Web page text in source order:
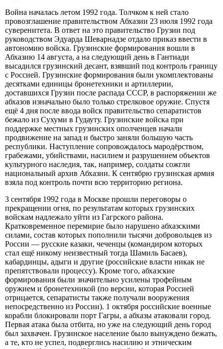
Война началась летом 1992 года. Толчком к ней стало
провозглашение правительством Абхазии 23 июля 1992 года
суверенитета. В ответ на это правительство Грузии под
руководством Эдуарда Шеварнадзе отдало приказ ввести в
автономию войска. Грузинские формирования вошли в
Абхазию 14 августа, а на следующий день в Гантиади
высадился грузинский десант, взявший под контроль границу
с Россией. Грузинские формирования были укомплектованы
десятками единицы бронетехники и артиллерии,
доставшихся Грузии после распада СССР, в распоряжении же
абхазов изначально было только стрелковое оружие. Спустя
ещё 4 дня после ввода войск правительство сепаратистов
бежало из Сухуми в Гудауту. Грузинские войска при
поддержке местных грузинских ополченцев начали
продвижение на запад и быстро заняли большую часть
республики. Наступление сопровождалось мародёрством,
грабежами, убийствами, насилием и разрушением объектов
культурного наследия, так, например, солдаты сожгли
национальный архив Абхазии. К сентябрю грузинская армия
взяла под контроль почти всю территорию региона.
3 сентября 1992 года в Москве прошли переговоры о
прекращении огня, по результатам которых грузинских
войскам надлежало уйти из Гагрского района.
Кратковременное перемирие было нарушено абхазскими
силами, состав которых пополнили тысячи добровольцев из
России — русские казаки, чеченцы (командиром которых
стал ещё никому неизвестный тогда Шамиль Басаев),
кабардинцы, адыги и другие (российские власти никак не
препятствовали процессу). Кроме того, абхазские
формирования были значительно усилены трофейным
оружием и бронетехникой (по версии, которая Россией
отрицается, сепаратисты также получали вооружения
непосредственно из России). 1 октября российские военные
корабли блокировали порт Гагры, а абхазы атаковали город.
Первая атака была отбита, но уже на следующий день город
был захвачен. Грузинское население было вынуждено бежать,
а те, кто не успел, подверглись насилию и этническим